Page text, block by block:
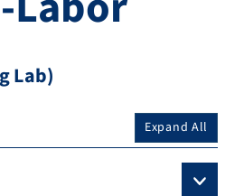
Lab)
Expand All